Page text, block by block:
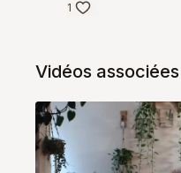
1
Vidéos associées